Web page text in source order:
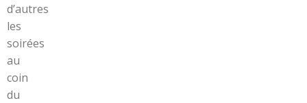
d’autres
les
soirées
au
coin
du